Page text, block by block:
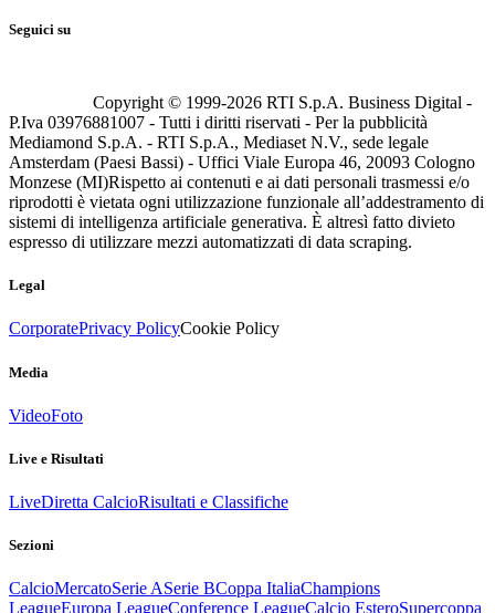
Seguici su
Copyright © 1999-2026 RTI S.p.A. Business Digital -
P.Iva 03976881007 - Tutti i diritti riservati - Per la pubblicità
Mediamond S.p.A. - RTI S.p.A., Mediaset N.V., sede legale
Amsterdam (Paesi Bassi) - Uffici Viale Europa 46, 20093 Cologno
Monzese (MI)Rispetto ai contenuti e ai dati personali trasmessi e/o
riprodotti è vietata ogni utilizzazione funzionale all’addestramento di
sistemi di intelligenza artificiale generativa. È altresì fatto divieto
espresso di utilizzare mezzi automatizzati di data scraping.
Legal
CorporatePrivacy PolicyCookie Policy
Media
VideoFoto
Live e Risultati
LiveDiretta CalcioRisultati e Classifiche
Sezioni
CalcioMercatoSerie ASerie BCoppa ItaliaChampions
LeagueEuropa LeagueConference LeagueCalcio EsteroSupercoppa